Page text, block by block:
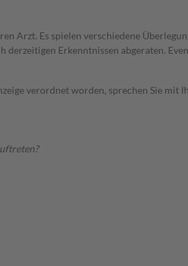
Arzt. Es spielen verschiedene
Erkenntnissen abgeraten.
verordnet worden, sprechen Sie